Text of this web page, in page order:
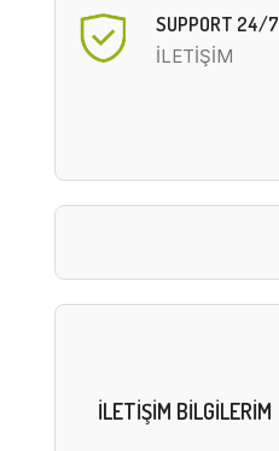
SUPPORT 24/7
İLETİŞİM
ILETIŞIM BILGILERIM